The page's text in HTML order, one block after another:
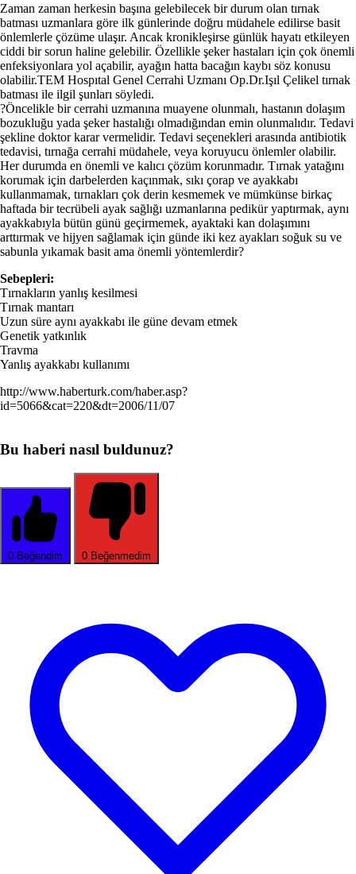
Zaman zaman herkesin başına gelebilecek bir durum olan tırnak
batması uzmanlara göre ilk günlerinde doğru müdahele edilirse basit
önlemlerle çözüme ulaşır. Ancak kronikleşirse günlük hayatı etkileyen
ciddi bir sorun haline gelebilir. Özellikle şeker hastaları için çok önemli
enfeksiyonlara yol açabilir, ayağın hatta bacağın kaybı söz konusu
olabilir.TEM Hospıtal Genel Cerrahi Uzmanı Op.Dr.Işıl Çelikel tırnak
batması ile ilgil şunları söyledi.
?Öncelikle bir cerrahi uzmanına muayene olunmalı, hastanın dolaşım
bozukluğu yada şeker hastalığı olmadığından emin olunmalıdır. Tedavi
şekline doktor karar vermelidir. Tedavi seçenekleri arasında antibiotik
tedavisi, tırnağa cerrahi müdahele, veya koruyucu önlemler olabilir.
Her durumda en önemli ve kalıcı çözüm korunmadır. Tırnak yatağını
korumak için darbelerden kaçınmak, sıkı çorap ve ayakkabı
kullanmamak, tırnakları çok derin kesmemek ve mümkünse birkaç
haftada bir tecrübeli ayak sağlığı uzmanlarına pedikür yaptırmak, aynı
ayakkabıyla bütün günü geçirmemek, ayaktaki kan dolaşımını
arttırmak ve hijyen sağlamak için günde iki kez ayakları soğuk su ve
sabunla yıkamak basit ama önemli yöntemlerdir?
Sebepleri:
Tırnakların yanlış kesilmesi
Tırnak mantarı
Uzun süre aynı ayakkabı ile güne devam etmek
Genetik yatkınlık
Travma
Yanlış ayakkabı kullanımı
http://www.haberturk.com/haber.asp?
id=5066&cat=220&dt=2006/11/07
Bu haberi nasıl buldunuz?
0 Beğendim 0 Beğenmedim